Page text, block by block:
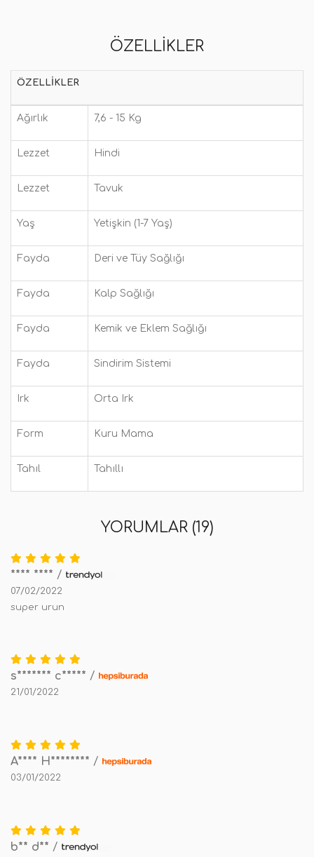
ÖZELLIKLER
ÖZELLIKLER
Ağırlık 7,6 - 15 Kg
Lezzet Hindi
Lezzet Tavuk
Yaş Yetişkin (1-7 Yaş)
Fayda Deri ve Tüy Sağlığı
Fayda Kalp Sağlığı
Fayda Kemik ve Eklem Sağlığı
Fayda Sindirim Sistemi
Irk Orta Irk
Form Kuru Mama
Tahıl Tahıllı
YORUMLAR (19)
**** **** /
07/02/2022
super urun
s******* c***** /
21/01/2022
A**** H******** /
03/01/2022
b** d** /